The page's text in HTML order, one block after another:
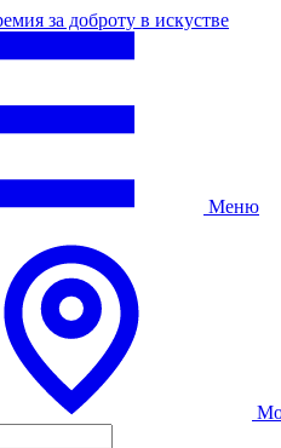
за доброту в искустве
Меню